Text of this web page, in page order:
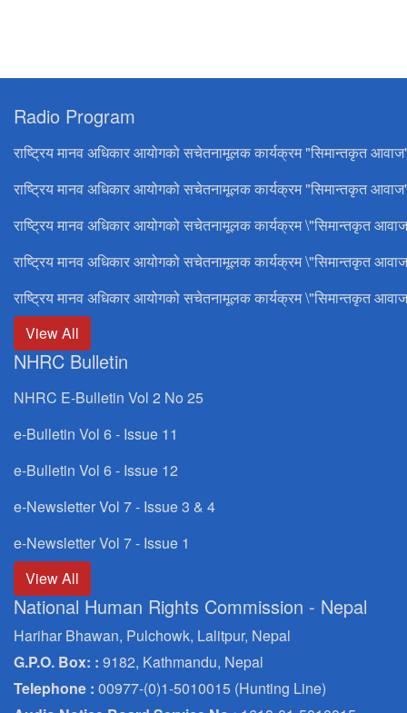
Radio Program
राष्ट्रिय मानव अधिकार आयोगको सचेतनामूलक कार्यक्रम "सिमान्तकृत
राष्ट्रिय मानव अधिकार आयोगको सचेतनामूलक कार्यक्रम "सिमान्तकृत
राष्ट्रिय मानव अधिकार आयोगको सचेतनामूलक कार्यक्रम \"सिमान्तकृत
राष्ट्रिय मानव अधिकार आयोगको सचेतनामूलक कार्यक्रम \"सिमान्तकृत
राष्ट्रिय मानव अधिकार आयोगको सचेतनामूलक कार्यक्रम \"सिमान्तकृत
View All
NHRC Bulletin
NHRC E-Bulletin Vol 2 No 25
e-Bulletin Vol 6 - Issue 11
e-Bulletin Vol 6 - Issue 12
e-Newsletter Vol 7 - Issue 3 & 4
e-Newsletter Vol 7 - Issue 1
View All
National Human Rights Commission - Nepal
Harihar Bhawan, Pulchowk, Lalitpur, Nepal
G.P.O. Box: : 9182, Kathmandu, Nepal
Telephone : 00977-(0)1-5010015 (Hunting Line)